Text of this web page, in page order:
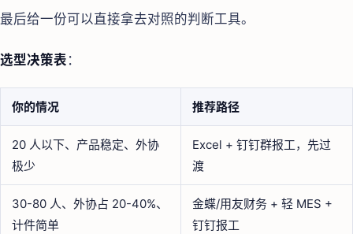
最后给一份可以直接拿去对照的判断工具。
选型决策表 ：
你的情况 推荐路径
20 人以下、产品稳定、外协
极少
Excel + 钉钉群报工，先过
渡
30-80 人、外协占 20-40%、
计件简单
金蝶/用友财务 + 轻 MES +
钉钉报工